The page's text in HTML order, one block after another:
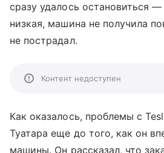
сразу удалось остановиться
низкая, машина не получила
не пострадал.
Контент недоступен
Как оказалось, проблемы с
Туатара еще до того, как он
машины. Он рассказал, что